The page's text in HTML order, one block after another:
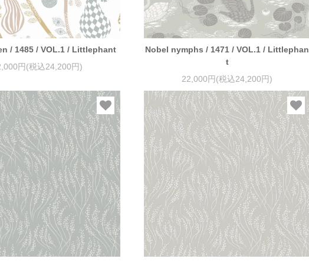
/ 1485 / VOL.1 / Littlephant
円(税込24,200円)
Nobel nymphs / 1471 / VOL.1 / Littlephan
t
22,000円(税込24,200円)